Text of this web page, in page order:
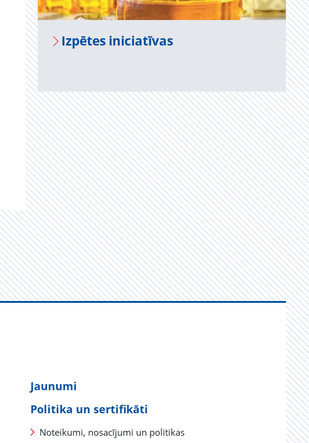
Iz­pē­tes ini­cia­tī­vas
Jaunumi
Politika un sertifikāti
Noteikumi, nosacījumi un politikas